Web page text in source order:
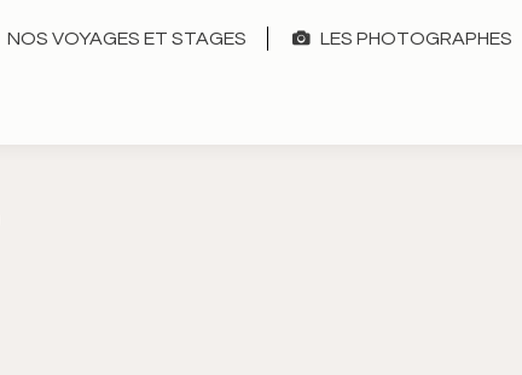
NOS VOYAGES ET STAGES LES PHOTOGRAPHES